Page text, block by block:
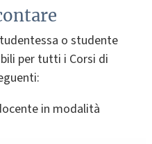
o studente
per tutti i Corsi di
in modalità